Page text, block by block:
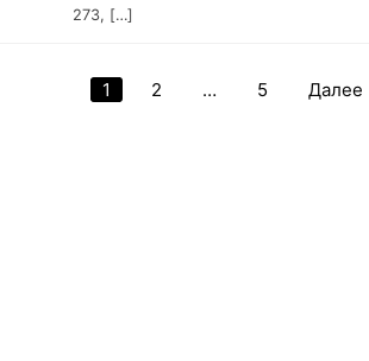
273, […]
Навигация
1 2 … 5 Далее